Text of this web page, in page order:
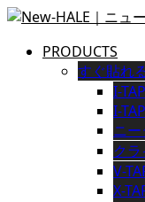
PRODUCTS
すぐ貼れ
I-
I-
ニ
ク
V-
X-